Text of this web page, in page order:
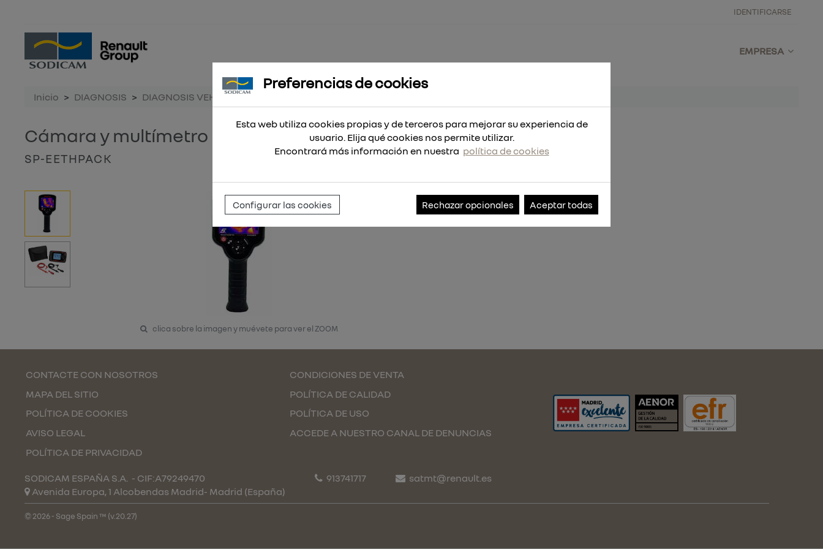
IDENTIFICARSE
EMPRESA
Inicio DIAGNOSIS DIAGNOSIS VEHICULOS
Cámara y multímetro
SP-EETHPACK
clica sobre la imagen y muévete para ver el ZOOM
Referencia:SP-EETHPACK
CONTACTE CON NOSOTROS
MAPA DEL SITIO
POLÍTICA DE COOKIES
AVISO LEGAL
POLÍTICA DE PRIVACIDAD
CONDICIONES DE VENTA
POLÍTICA DE CALIDAD
POLÍTICA DE USO
ACCEDE A NUESTRO CANAL DE DENUNCIAS
SODICAM ESPAÑA S.A. - CIF:A79249470
Avenida Europa, 1 Alcobendas Madrid- Madrid (España)
913741717 satmt@renault.es
© 2026 - Sage Spain ™ (v.20.27)
Preferencias de cookies
Esta web utiliza cookies propias y de terceros para mejorar su experiencia de
usuario. Elija qué cookies nos permite utilizar.
Encontrará más información en nuestra política de cookies
Configurar las cookies Rechazar opcionales Aceptar todas